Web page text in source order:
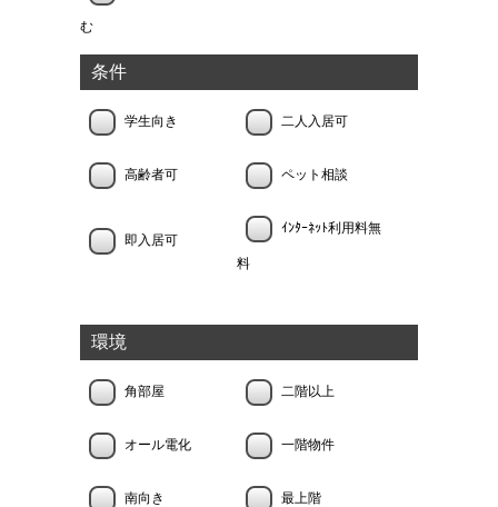
む
条件
学生向き 二人入居可
高齢者可 ペット相談
即入居可
ｲﾝﾀｰﾈｯﾄ利用料無
料
環境
角部屋 二階以上
オール電化 一階物件
南向き 最上階